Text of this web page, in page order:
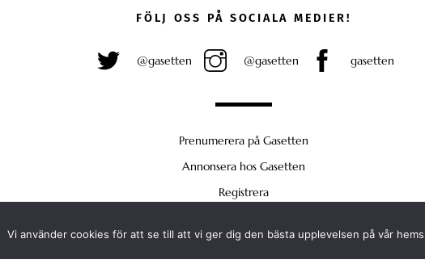
FÖLJ OSS PÅ SOCIALA MEDIER!
@gasetten @gasetten gasetten
Prenumerera på Gasetten
Annonsera hos Gasetten
Registrera
Vi använder cookies för att se till att vi ger dig den bästa upplevelsen på vår